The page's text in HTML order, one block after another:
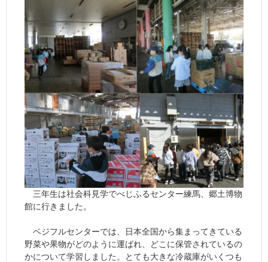
三年生は社会科見学でべじふるセンター練馬、郷土博物
館に行きました。
ベジフルセンターでは、日本全国から集まってきている
野菜や果物がどのように運ばれ、どこに保管されているの
かについて学習しました。とても大きな冷蔵庫がいくつも